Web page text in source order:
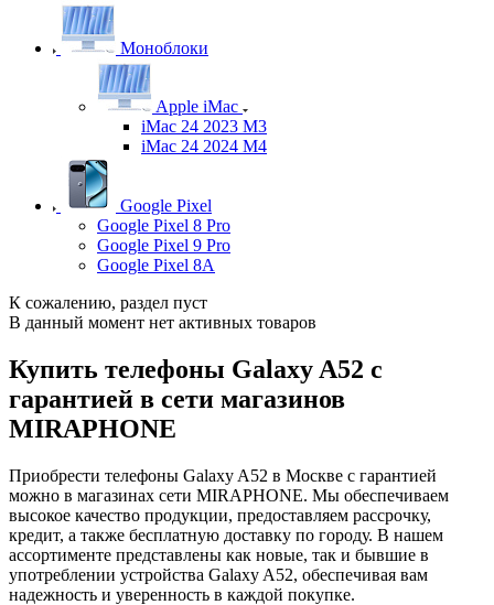
Моноблоки
Apple iMac
iMac 24 2023 M3
iMac 24 2024 M4
Google Pixel
Google Pixel 8 Pro
Google Pixel 9 Pro
Google Pixel 8A
К сожалению, раздел пуст
В данный момент нет активных товаров
Купить телефоны Galaxy A52 с
гарантией в сети магазинов
MIRAPHONE
Приобрести телефоны Galaxy A52 в Москве с гарантией
можно в магазинах сети MIRAPHONE. Мы обеспечиваем
высокое качество продукции, предоставляем рассрочку,
кредит, а также бесплатную доставку по городу. В нашем
ассортименте представлены как новые, так и бывшие в
употреблении устройства Galaxy A52, обеспечивая вам
надежность и уверенность в каждой покупке.